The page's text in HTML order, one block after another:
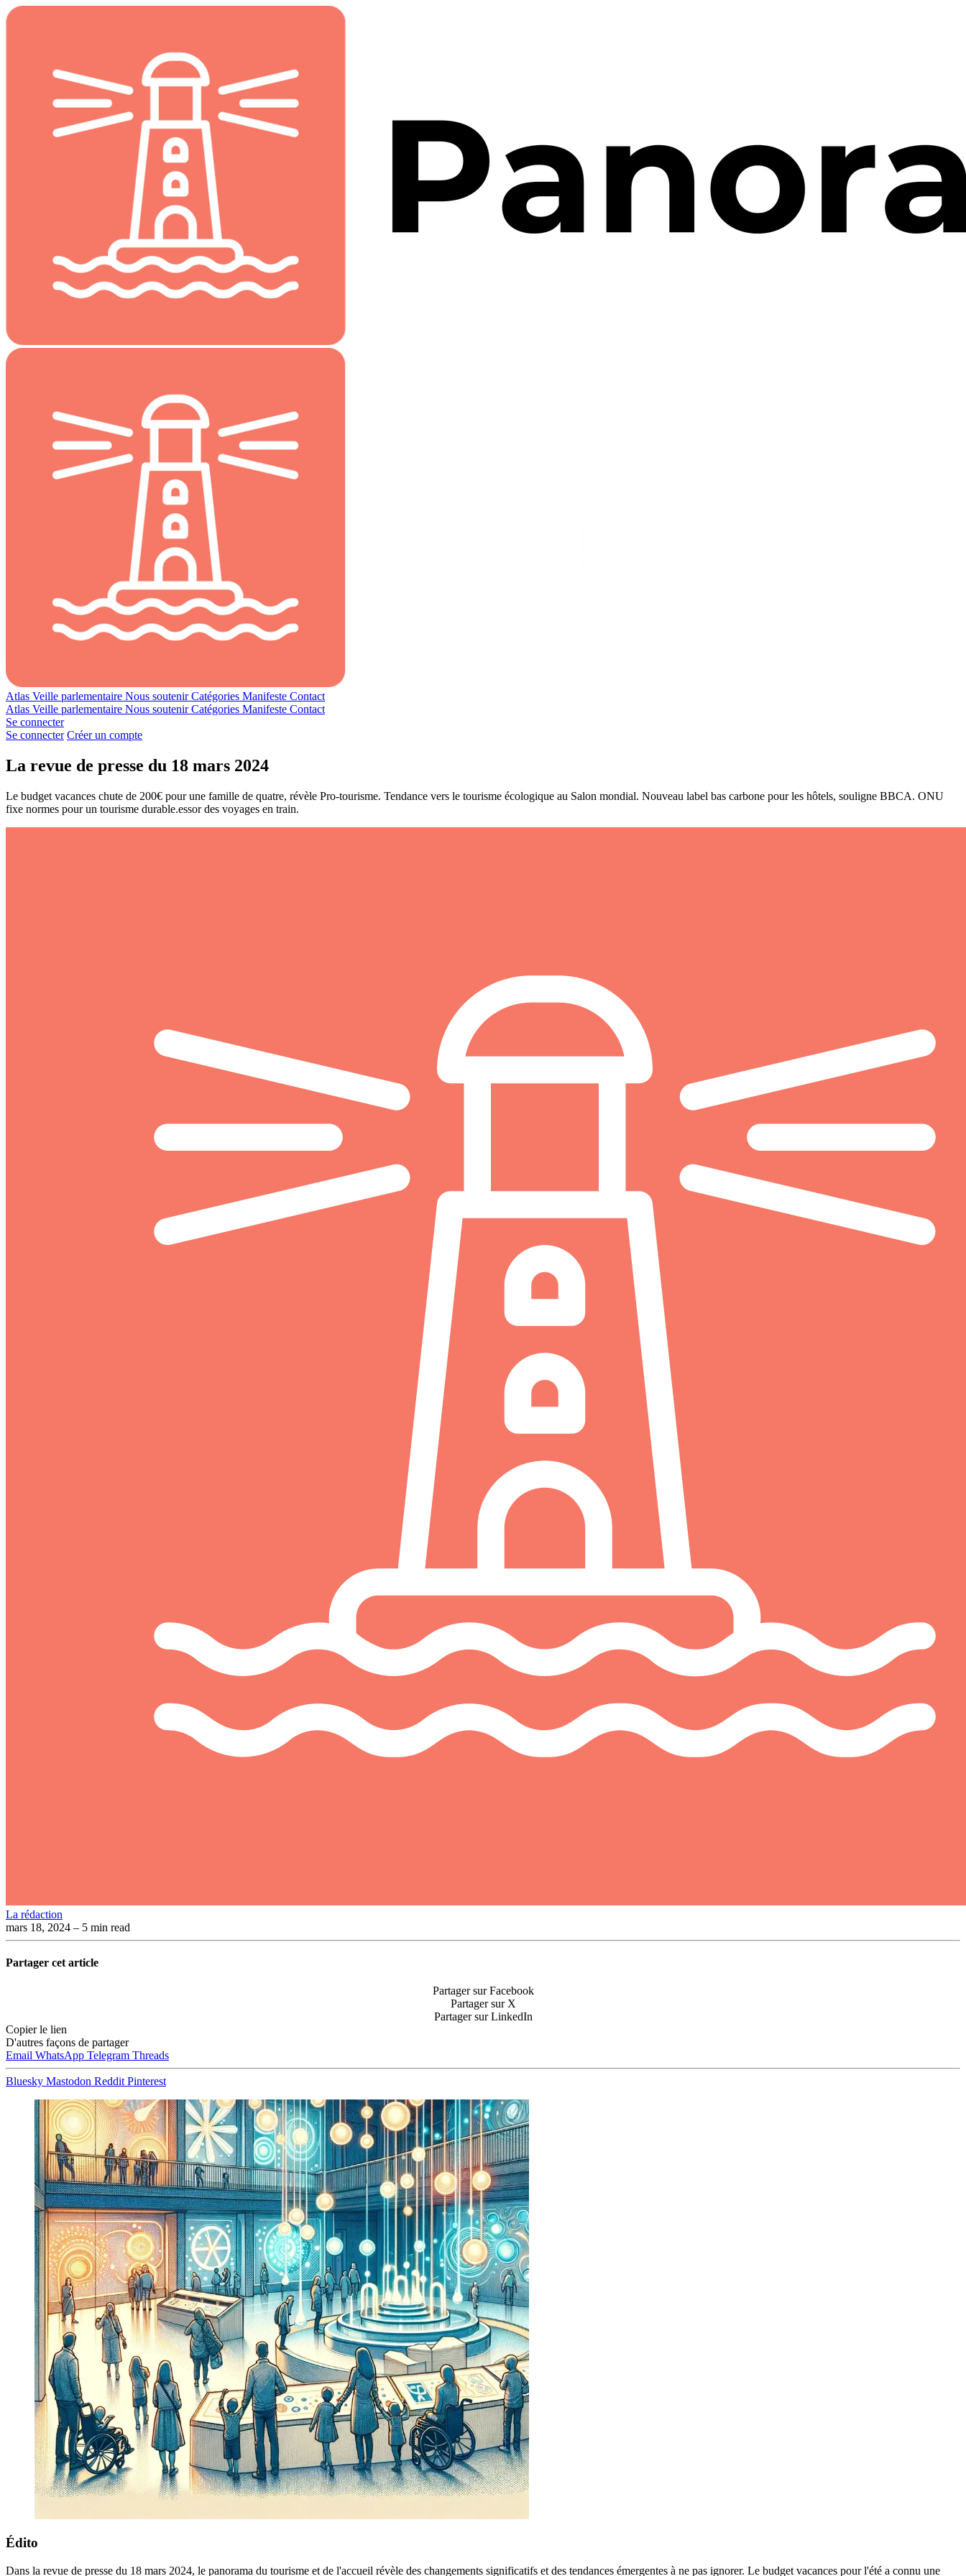
Atlas Veille parlementaire Nous soutenirCatégories Manifeste Contact
Atlas Veille parlementaire Nous soutenirCatégories Manifeste Contact
Se connecter
Se connecter Créer un compte
La revue de presse du 18 mars 2024
Le budget vacances chute de 200€ pour une famille de quatre, révèle Pro-tourisme. Tendance vers le tourisme écologique au Salon mondial. Nouveau label bas carbone pour les hôtels, souligne BBCA. ONU
fixe normes pour un tourisme durable.essor des voyages en train.
La rédaction
mars 18, 2024 – 5 min read
Partager cet article
Partager sur Facebook
Partager sur X
Partager sur LinkedIn
Copier le lien
D'autres façons de partager
Email WhatsApp Telegram Threads
Bluesky Mastodon Reddit Pinterest
Édito
Dans la revue de presse du 18 mars 2024, le panorama du tourisme et de l'accueil révèle des changements significatifs et des tendances émergentes à ne pas ignorer. Le budget vacances pour l'été a connu une